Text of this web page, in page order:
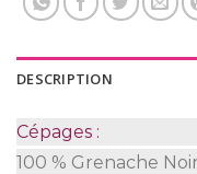
DESCRIPTION
Cépages :
100 % Grenache